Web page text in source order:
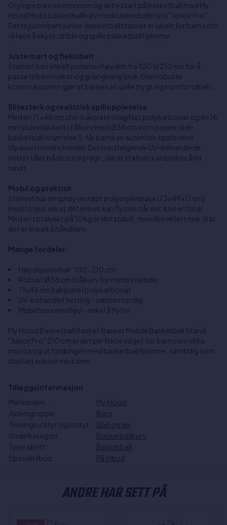
Gi yngre barn en morsom og aktiv start på basketball med My
Hood Mobil basketballkurv med basketballstativ "Junior Pro".
Dette justerbare junior-basketballstativet er ideelt for barn som
vil lære å skyte, drible og spille basketball hjemme.
Justerbart og fleksibelt
Stativet kan enkelt justeres i høyden fra 100 til 210 cm for å
passe til barn i vekst og gi langvarig bruk. Den robuste
konstruksjonen gjør at barna kan spille trygt og komfortabelt.
Slitesterk og realistisk spillopplevelse
Med en 71x48 cm stor bakplate i slagfast polykarbonat og en 16
mm pulverlakkert stålkurv med Ø38 cm som passer til en
basketball i størrelse 5, får barna en autentisk opplevelse
tilpasset mindre hender. Det medfølgende UV-behandlede
nettet tåler både sol og regn, slik at stativet kan brukes året
rundt.
Mobil og praktisk
Stativet har en sprøytestøpt polyetylenbase (73x49x11 cm)
med to hjul, slik at det enkelt kan flyttes når det ikke er i bruk.
Med en totalvekt på 10 kg er det stabilt, men likevel lett nok til at
det er enkelt å håndtere.
Mange fordeler:
Høydejusterbar: 100-210 cm
Robust Ø38 cm stålkurv for mindre hender
71x48 cm bakplate i polykarbonat
UV-behandlet netting - værbestandig
Mobil base med hjul - enkel å flytte
My Hood Basketball Basket Basket Mobile Basketball Stand
"Junior Pro" 210 cm er det perfekte valget for barn som vil ha
moroa og utfordringen med basketball hjemme, samtidig som
stativet vokser med dem.
Tilleggsinformasjon
Merkenavn:
My Hood
Aldersgruppe:
Barn
Treningsutstyr og utstyr:
Spill og lek
Underkategori:
Basketballkurv
Type idrett:
Basketball
Spesialtilbud:
På tilbud
ANDRE HAR SETT PÅ